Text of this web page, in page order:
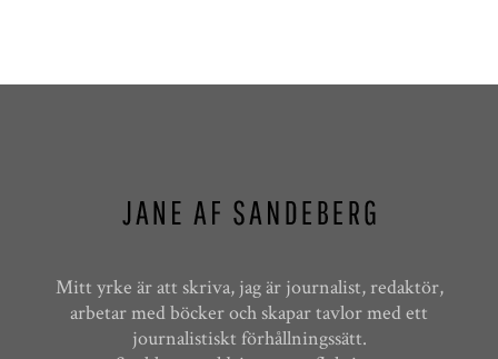
Mitt yrke är att skriva, jag är journalist, redaktör,
arbetar med böcker och skapar tavlor med ett
journalistiskt förhållningssätt.